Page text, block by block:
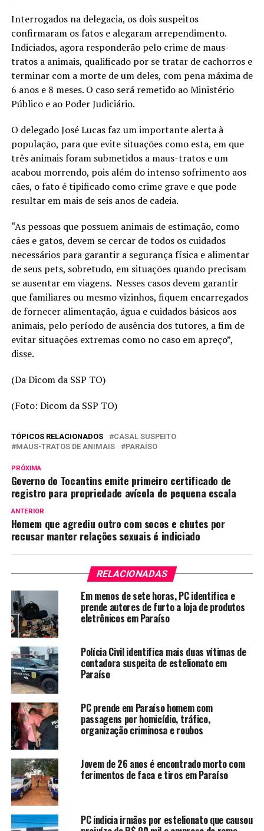
Interrogados na delegacia, os dois suspeitos
confirmaram os fatos e alegaram arrependimento.
Indiciados, agora responderão pelo crime de maus-
tratos a animais, qualificado por se tratar de cachorros e
terminar com a morte de um deles, com pena máxima de
6 anos e 8 meses. O caso será remetido ao Ministério
Público e ao Poder Judiciário.
O delegado José Lucas faz um importante alerta à
população, para que evite situações como esta, em que
três animais foram submetidos a maus-tratos e um
acabou morrendo, pois além do intenso sofrimento aos
cães, o fato é tipificado como crime grave e que pode
resultar em mais de seis anos de cadeia.
“As pessoas que possuem animais de estimação, como
cães e gatos, devem se cercar de todos os cuidados
necessários para garantir a segurança física e alimentar
de seus pets, sobretudo, em situações quando precisam
se ausentar em viagens. Nesses casos devem garantir
que familiares ou mesmo vizinhos, fiquem encarregados
de fornecer alimentação, água e cuidados básicos aos
animais, pelo período de ausência dos tutores, a fim de
evitar situações extremas como no caso em apreço”,
disse.
(Da Dicom da SSP TO)
(Foto: Dicom da SSP TO)
TÓPICOS RELACIONADOS
CASAL SUSPEITO
MAUS-TRATOS DE ANIMAIS
PARAÍSO
PRÓXIMA
Governo do Tocantins emite primeiro certificado de
registro para propriedade avícola de pequena escala
ANTERIOR
Homem que agrediu outro com socos e chutes por
recusar manter relações sexuais é indiciado
RELACIONADAS
Em menos de sete horas, PC identifica e
prende autores de furto a loja de produtos
eletrônicos em Paraíso
Polícia Civil identifica mais duas vítimas de
contadora suspeita de estelionato em
Paraíso
PC prende em Paraíso homem com
passagens por homicídio, tráfico,
organização criminosa e roubos
Jovem de 26 anos é encontrado morto com
ferimentos de faca e tiros em Paraíso
PC indicia irmãos por estelionato que causou